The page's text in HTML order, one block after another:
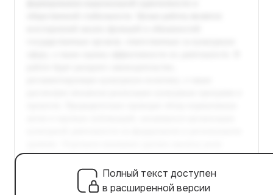
Полный текст доступен
в расширенной версии